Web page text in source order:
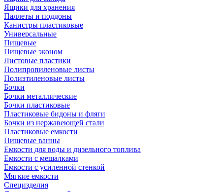
Ящики для хранения
Паллеты и поддоны
Канистры пластиковые
Универсальные
Пищевые
Пищевые эконом
Листовые пластики
Полипропиленовые листы
Полиэтиленовые листы
Бочки
Бочки металлические
Бочки пластиковые
Пластиковые бидоны и фляги
Бочки из нержавеющей стали
Пластиковые емкости
Пищевые ванны
Емкости для воды и дизельного топлива
Емкости с мешалками
Емкости с усиленной стенкой
Мягкие емкости
Специзделия